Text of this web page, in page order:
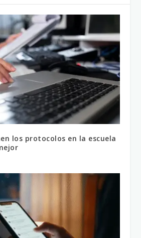
los protocolos en la escuela